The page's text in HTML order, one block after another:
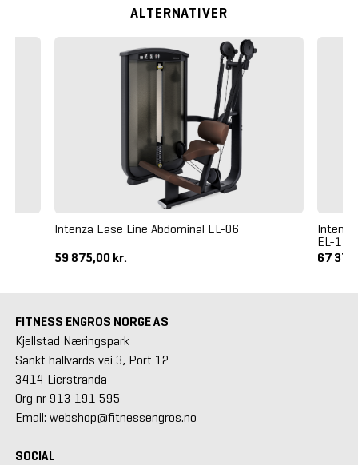
ALTERNATIVER
Intenza Ease Line Abdominal EL-06
59 875,00 kr.
EL-11
67
FITNESS ENGROS NORGE AS
Kjellstad Næringspark
Sankt hallvards vei 3, Port 12
3414 Lierstranda
Org nr 913 191 595
Email: webshop@fitnessengros.no
SOCIAL